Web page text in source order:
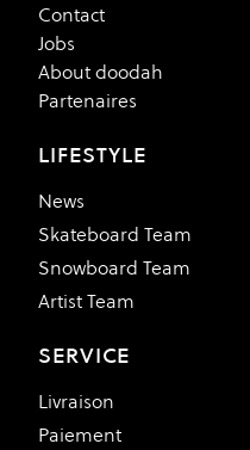
Contact
Jobs
About doodah
Partenaires
LIFESTYLE
News
Skateboard Team
Snowboard Team
Artist Team
SERVICE
Livraison
Paiement